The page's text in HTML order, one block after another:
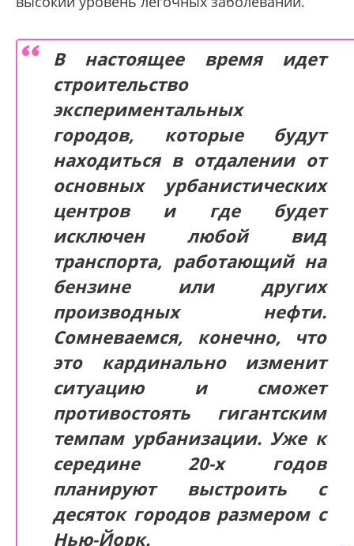
В настоящее время идет
строительство
экспериментальных
городов, которые будут
находиться в отдалении от
основных урбанистических
центров и где будет
исключен любой вид
транспорта, работающий на
бензине или других
производных нефти.
Сомневаемся, конечно, что
это кардинально изменит
ситуацию и сможет
противостоять гигантским
темпам урбанизации. Уже к
середине 20-х годов
планируют выстроить с
десяток городов размером с
Нью-Йорк.